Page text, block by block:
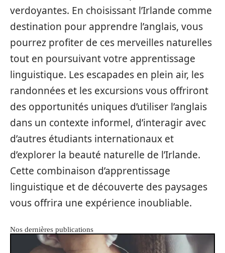
verdoyantes. En choisissant l’Irlande comme
destination pour apprendre l’anglais, vous
pourrez profiter de ces merveilles naturelles
tout en poursuivant votre apprentissage
linguistique. Les escapades en plein air, les
randonnées et les excursions vous offriront
des opportunités uniques d’utiliser l’anglais
dans un contexte informel, d’interagir avec
d’autres étudiants internationaux et
d’explorer la beauté naturelle de l’Irlande.
Cette combinaison d’apprentissage
linguistique et de découverte des paysages
vous offrira une expérience inoubliable.
Nos dernières publications